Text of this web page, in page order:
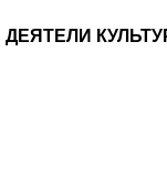
ДЕЯТЕЛИ